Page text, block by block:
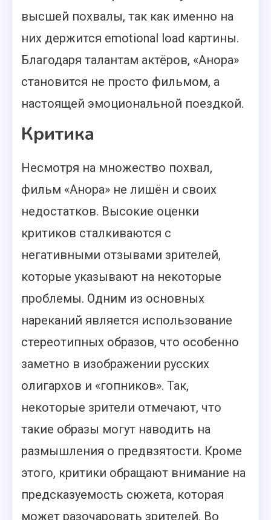
высшей похвалы, так как именно на
них держится emotional load картины.
Благодаря талантам актёров, «Анора»
становится не просто фильмом, а
настоящей эмоциональной поездкой.
Критика
Несмотря на множество похвал,
фильм «Анора» не лишён и своих
недостатков. Высокие оценки
критиков сталкиваются с
негативными отзывами зрителей,
которые указывают на некоторые
проблемы. Одним из основных
нареканий является использование
стереотипных образов, что особенно
заметно в изображении русских
олигархов и «гопников». Так,
некоторые зрители отмечают, что
такие образы могут наводить на
размышления о предвзятости. Кроме
этого, критики обращают внимание на
предсказуемость сюжета, которая
может разочаровать зрителей. Во